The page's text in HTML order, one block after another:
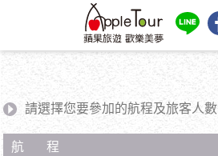
請選擇您要參加的航程及旅客人數
航 程